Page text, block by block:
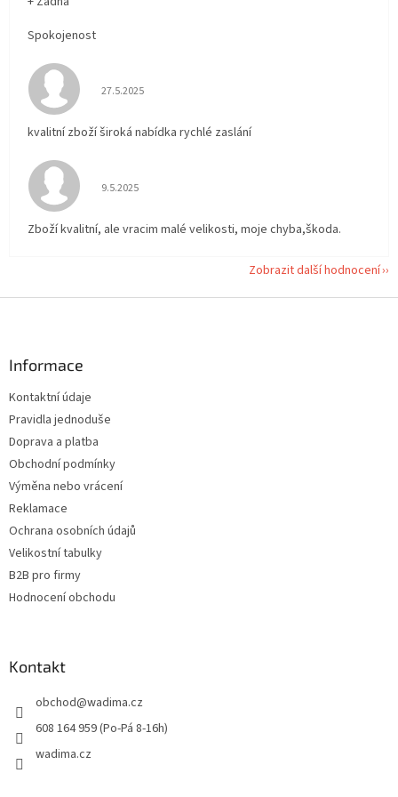
Spokojenost
Hodnocení obchodu je 5 z 5 hvězdiček.
27.5.2025
kvalitní zboží široká nabídka rychlé zaslání
Hodnocení obchodu je 5 z 5 hvězdiček.
9.5.2025
Zboží kvalitní, ale vracim malé velikosti, moje chyba,škoda.
Zobrazit další hodnocení
Informace
Kontaktní údaje
Pravidla jednoduše
Doprava a platba
Obchodní podmínky
Výměna nebo vrácení
Reklamace
Ochrana osobních údajů
Velikostní tabulky
B2B pro firmy
Hodnocení obchodu
Kontakt
obchod@wadima.cz
608 164 959 (Po-Pá 8-16h)
wadima.cz